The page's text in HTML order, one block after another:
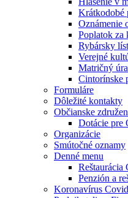
Krátkodobé
Oznámenie
Poplatok za
Rybársky
Verejné
Matričný
Cintorínske
Formuláre
Dôležité kontakty
Občianske
Dotácie pre
Organizácie
Smútočné oznamy
Denné menu
Reštaurácia
Penzión a
Koronavírus